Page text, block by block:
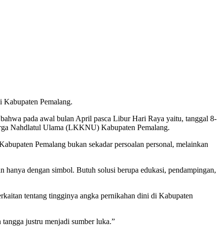
Pemalang.
pada awal bulan April pasca Libur Hari Raya yaitu, tanggal 8-
Nahdlatul Ulama (LKKNU) Kabupaten Pemalang.
Pemalang bukan sekadar persoalan personal, melainkan
hanya dengan simbol. Butuh solusi berupa edukasi, pendampingan,
tentang tingginya angka pernikahan dini di Kabupaten
justru menjadi sumber luka.”